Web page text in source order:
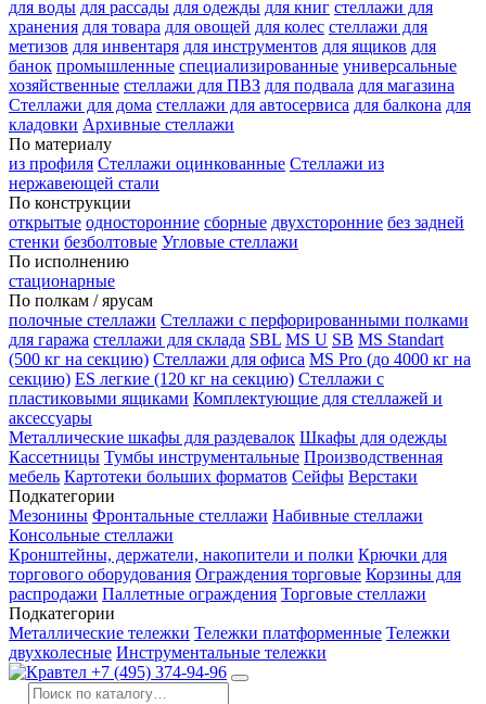
для воды для рассады для одежды для книг стеллажи для
хранения для товара для овощей для колес стеллажи для
метизов для инвентаря для инструментов для ящиков для
банок промышленные специализированные универсальные
хозяйственные стеллажи для ПВЗ для подвала для магазина
Стеллажи для дома стеллажи для автосервиса для балкона для
кладовки Архивные стеллажи
По материалу
из профиля Стеллажи оцинкованные Стеллажи из
нержавеющей стали
По конструкции
открытые односторонние сборные двухсторонние без задней
стенки безболтовые Угловые стеллажи
По исполнению
стационарные
По полкам / ярусам
полочные стеллажи Стеллажи с перфорированными полками
для гаража стеллажи для склада SBL MS U SB MS Standart
(500 кг на секцию) Стеллажи для офиса MS Pro (до 4000 кг на
секцию) ES легкие (120 кг на секцию) Стеллажи с
пластиковыми ящиками Комплектующие для стеллажей и
аксессуары
Металлические шкафы для раздевалок Шкафы для одежды
Кассетницы Тумбы инструментальные Производственная
мебель Картотеки больших форматов Сейфы Верстаки
Подкатегории
Мезонины Фронтальные стеллажи Набивные стеллажи
Консольные стеллажи
Кронштейны, держатели, накопители и полки Крючки для
торгового оборудования Ограждения торговые Корзины для
распродажи Паллетные ограждения Торговые стеллажи
Подкатегории
Металлические тележки Тележки платформенные Тележки
двухколесные Инструментальные тележки
+7 (495) 374-94-96